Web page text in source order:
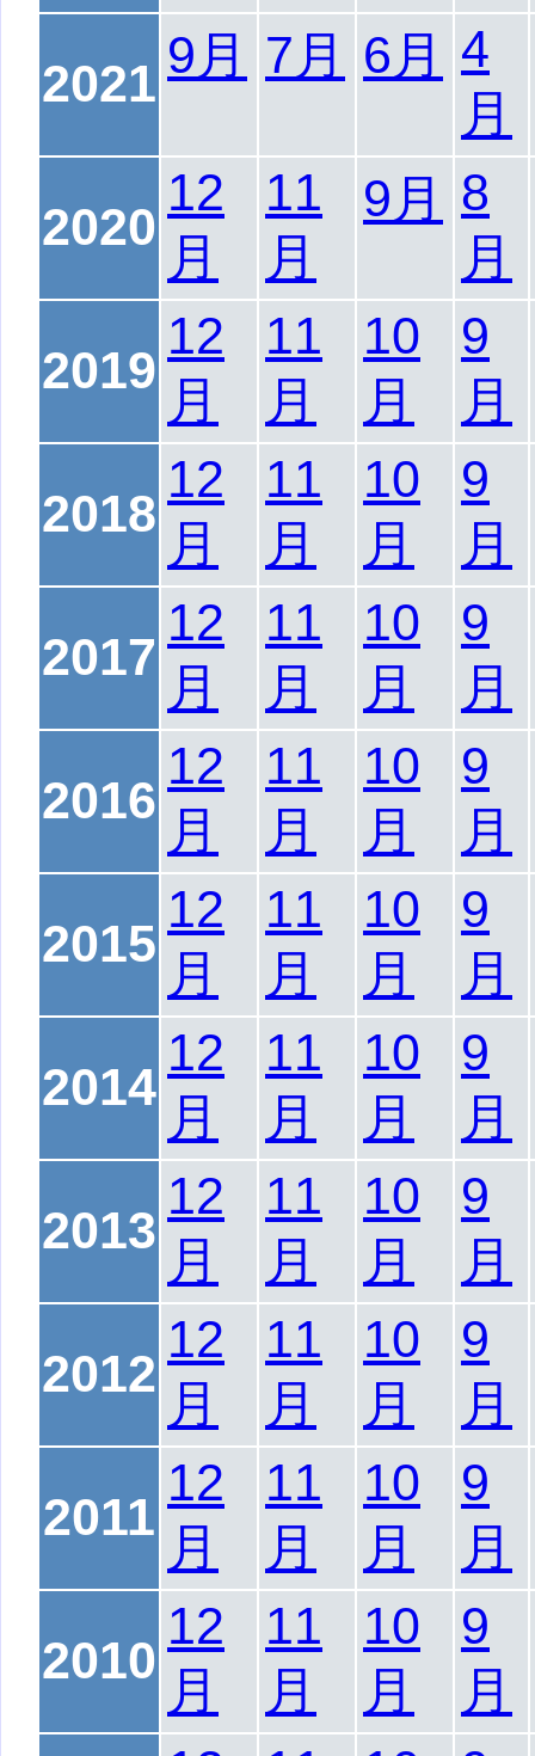
2021 9月 7月 6月 4
月
2020
12
月
11
月
9月 8
月
2019
12
月
11
月
10
月
9
月
2018
12
月
11
月
10
月
9
月
2017
12
月
11
月
10
月
9
月
2016
12
月
11
月
10
月
9
月
2015
12
月
11
月
10
月
9
月
2014
12
月
11
月
10
月
9
月
2013
12
月
11
月
10
月
9
月
2012
12
月
11
月
10
月
9
月
2011
12
月
11
月
10
月
9
月
2010
12
月
11
月
10
月
9
月